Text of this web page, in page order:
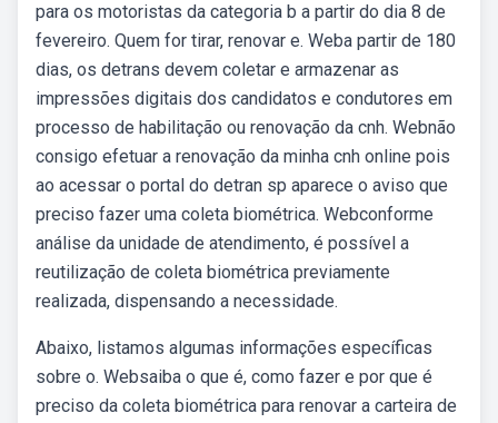
para os motoristas da categoria b a partir do dia 8 de
fevereiro. Quem for tirar, renovar e. Weba partir de 180
dias, os detrans devem coletar e armazenar as
impressões digitais dos candidatos e condutores em
processo de habilitação ou renovação da cnh. Webnão
consigo efetuar a renovação da minha cnh online pois
ao acessar o portal do detran sp aparece o aviso que
preciso fazer uma coleta biométrica. Webconforme
análise da unidade de atendimento, é possível a
reutilização de coleta biométrica previamente
realizada, dispensando a necessidade.
Abaixo, listamos algumas informações específicas
sobre o. Websaiba o que é, como fazer e por que é
preciso da coleta biométrica para renovar a carteira de